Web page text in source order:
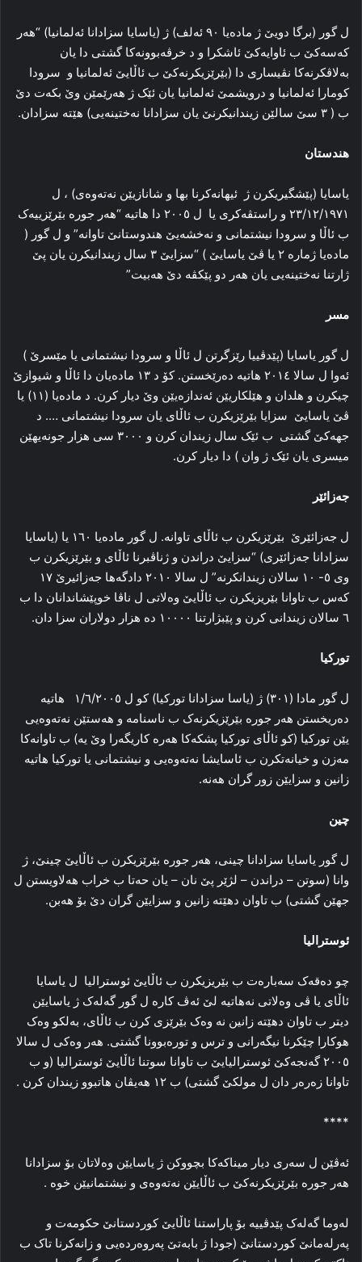
ل گور (برگا دویێ ژ مادەیا ٩٠ ئەلف) ژ (یاسایا سزادانا ئەلمانیا) “هەر
کەسەکێ ب ئاوایەکێ ئاشکرا و د خرڤەبوونەکا گشتی دا یان
بەلاڤکرنەکا نڤیساری دا (بێرێزیکرنەکێ ب ئاڵایێ ئەلمانیا و سرودا
کومارا ئەلمانیا و درویشمێ ئەلمانیا یان ئێک ژ هەرێمێن وێ بکەت دێ
ب ( ٣ سێ سالێن زیندانیکرنێ یان سزادانا نەختینەیی) هێتە سزادان.
هندستان
یاسایا (پێشگیریکرن ژ ئیهانەکرنا بها و شانازیێن نەتەوەی) ، ل
٢٣/١٢/١٩٧١ و راستڤەکری یا ل ٢٠٠٥ دا هاتیە “هەر جورە بێرێزییەک
ب ئاڵا و سرودا نیشتمانی و نەخشەیێ هندوستانێ تاوانە” و ل گور (
مادەیا ژمارە ٢ یا ڤێ یاسایێ ) “سزایێ ٣ سال زیندانیکرن یان پێ
ژارتنا نەختینەیی یان هەر دو پێکڤە دێ هەبیت”
مسر
ل گور یاسایا (پێدڤییا رێزگرتن ل ئاڵا و سرودا نیشتمانی یا مێسرێ )
ئەوا ل سالا ٢٠١٤ هاتیە دەرێخستن. کۆ د ١٣ مادەیان دا ئاڵا و شیوازێ
چیکرن و هلدان و هێلکاریێن ئەندازەیێن وێ دیار کرن. د مادەیا (١١) یا
ڤێ یاسایێ سزایا بێرێزیکرن ب ئاڵای یان سرودا نیشتمانی …. د
جهەکێ گشتی ب ئێک سال زیندان کرن و ٣٠٠٠ سی هزار جونەیهێن
میسری یان ئێک ژ وان ) دا دیار کرن.
جەزائێر
ل جەزائێرێ بێرێزیکرن ب ئاڵای تاوانە. ل گور مادەیا ١٦٠ یا (یاسایا
سزادانا جەزائێری) “سزایێ دراندن و ژناڤبرنا ئاڵای و بێرێزیکرن ب
وی ٥- ١٠ سالان زیندانکرنە” ل سالا ٢٠١٠ دادگەها جەزائیرێ ١٧
کەس ب تاوانا بێریزیکرن ب ئاڵایێ وەلاتی ل ناڤا خوپێشاندانان دا ب
٦ سالان زیندانی کرن و پێبژارتنا ١٠٠٠٠ دە هزار دولاران سزا دان.
تورکیا
ل گور مادا (٣٠١) ژ (یاسا سزادانا تورکیا) کو ل ١/٦/٢٠٠٥ هاتیە
دەریخستن هەر جورە بێرێزیکرنەک ب ناسنامە و هەستێن نەتەوەیی
یێن تورکیا (کو ئاڵای تورکیا پشکەکا هەرە کاریگەرا وێ یە) ب تاوانەکا
مەزن و خیانەتکرن ب ئاسایشا نەتەوەیی و نیشتمانی یا تورکیا هاتیە
زانین و سزایێن زور گران هەنە.
چين
ل گور یاسایا سزادانا چینی، هەر جورە بێرێزیکرن ب ئاڵایێ چینێ، ژ
وانا (سوتن – دراندن – لژێر پێ نان – یان حەتا ب خراب هەلاویستن ل
جهێن گشتی) ب تاوان دهێتە زانین و سزایێن گران دێ بۆ هەبن.
ئوسترالیا
چو دەقەک سەبارەت ب بێریزیکرن ب ئاڵایێ ئوسترالیا ل یاسایا
ئاڵای یا ڤی وەلاتی نەهاتیە لێ ئەڤ کارە ل گور گەلەک ژ یاسایێن
دیتر ب تاوان دهێتە زانین نە وەک بێرێزی کرن ب ئاڵای، بەلکو وەک
هوکارا چێکرنا نیگەرانی و ترس و تورەبوونا گشتی. هەر وەکی ل سالا
٢٠٠٥ گەنجەکێ ئوسترالیایێ ب تاوانا سوتنا ئاڵایێ ئوسترالیا (و ب
تاوانا زەرەر دان ل مولکێ گشتی) ب ١٢ هەیڤان هاتبوو زیندان کرن .
****
ئەڤێن ل سەری دیار میناکەکا بچووکن ژ یاسایێن وەلاتان بۆ سزادانا
هەر جورە بێرێزیکرنەکێ ب ئاڵایێن نەتەوەی و نیشتمانیێن خوە .
لەوما گەلەک پێدڤییە بۆ پاراستنا ئاڵایێ کوردستانێ حکومەت و
پەرلەمانێ کوردستانێ (جودا ژ بابەتێ پەروەردەیی و زانەکرنا تاک ب